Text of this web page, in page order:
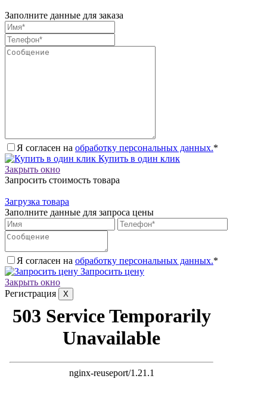
Заполните данные для заказа
Я согласен на обработку персональных данных.*
Купить в один клик
Закрыть окно
Запросить стоимость товара
Загрузка товара
Заполните данные для запроса цены
Я согласен на обработку персональных данных.*
Запросить цену
Закрыть окно
Регистрация
X